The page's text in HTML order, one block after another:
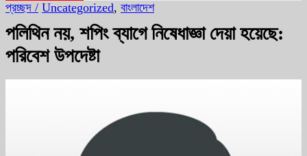
প্রচ্ছদ / Uncategorized, বাংলাদেশ
পলিথিন নয়, শপিং ব্যাগে নিষেধাজ্ঞা দেয়া হয়েছে:
পরিবেশ উপদেষ্টা